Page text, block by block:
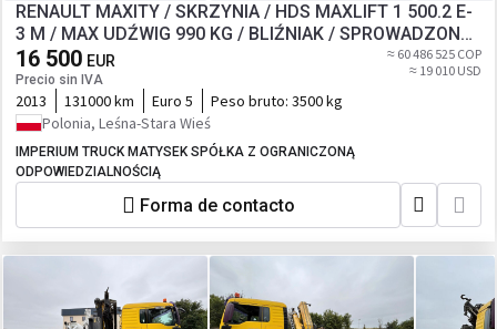
RENAULT MAXITY / SKRZYNIA / HDS MAXLIFT 1 500.2 E-
3 M / MAX UDŹWIG 990 KG / BLIŹNIAK / SPROWADZONY
/
16 500 EUR
Precio sin IVA
≈ 60 486 525 COP
≈ 19 010 USD
2013 131000 km Euro 5 Peso bruto: 3500 kg
Polonia, Leśna-Stara Wieś
IMPERIUM TRUCK MATYSEK SPÓŁKA Z OGRANICZONĄ
ODPOWIEDZIALNOŚCIĄ
Forma de contacto